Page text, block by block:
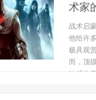
术家
战术启
他给许
极具观
而，顶
纯粹依